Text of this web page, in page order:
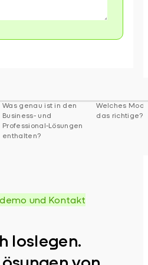
Was genau ist in den
Business- und
Professional-Lösungen
enthalten?
Welches
das richtige?
und Kontakt
loslegen.